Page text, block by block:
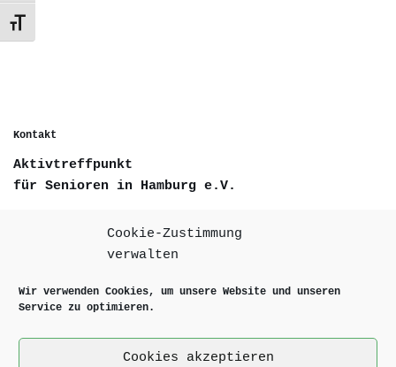
Cookie-Zustimmung
verwalten
Wir verwenden Cookies, um unsere Website und unseren
Service zu optimieren.
Cookies akzeptieren
Schrift vergrößern
Kontakt
Aktivtreffpunkt
für Senioren in Hamburg e.V.
Deelwisch 17
D-22529 Hamburg
Telefon +49 40 84308055
Email info@aktivtreffpunkt.de